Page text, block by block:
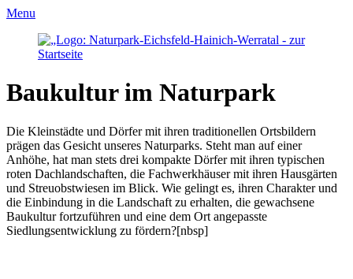
Menu
Baukultur im Naturpark
Die Kleinstädte und Dörfer mit ihren traditionellen Ortsbildern
prägen das Gesicht unseres Naturparks. Steht man auf einer
Anhöhe, hat man stets drei kompakte Dörfer mit ihren typischen
roten Dachlandschaften, die Fachwerkhäuser mit ihren Hausgärten
und Streuobstwiesen im Blick. Wie gelingt es, ihren Charakter und
die Einbindung in die Landschaft zu erhalten, die gewachsene
Baukultur fortzuführen und eine dem Ort angepasste
Siedlungsentwicklung zu fördern?[nbsp]